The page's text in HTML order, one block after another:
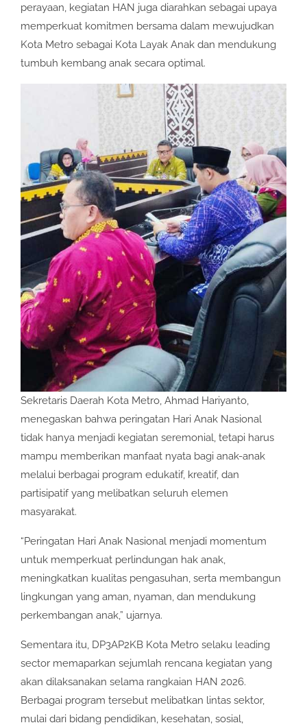
perayaan, kegiatan HAN juga diarahkan sebagai upaya
memperkuat komitmen bersama dalam mewujudkan
Kota Metro sebagai Kota Layak Anak dan mendukung
tumbuh kembang anak secara optimal.
Sekretaris Daerah Kota Metro, Ahmad Hariyanto,
menegaskan bahwa peringatan Hari Anak Nasional
tidak hanya menjadi kegiatan seremonial, tetapi harus
mampu memberikan manfaat nyata bagi anak-anak
melalui berbagai program edukatif, kreatif, dan
partisipatif yang melibatkan seluruh elemen
masyarakat.
“Peringatan Hari Anak Nasional menjadi momentum
untuk memperkuat perlindungan hak anak,
meningkatkan kualitas pengasuhan, serta membangun
lingkungan yang aman, nyaman, dan mendukung
perkembangan anak,” ujarnya.
Sementara itu, DP3AP2KB Kota Metro selaku leading
sector memaparkan sejumlah rencana kegiatan yang
akan dilaksanakan selama rangkaian HAN 2026.
Berbagai program tersebut melibatkan lintas sektor,
mulai dari bidang pendidikan, kesehatan, sosial,